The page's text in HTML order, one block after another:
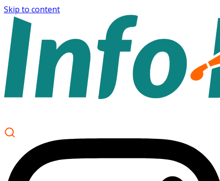
Skip to content